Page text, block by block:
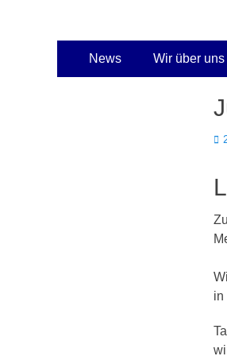
Primäres
Menü
News Wir über uns
in